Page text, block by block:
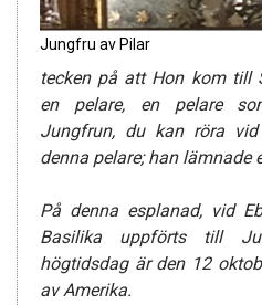
Jungfru av Pilar
tecken på att Hon kom till
en pelare, en pelare
Jungfrun, du kan röra
denna pelare; han lämnade
På denna esplanad, vid
Basilika uppförts till
högtidsdag är den 12
av Amerika.